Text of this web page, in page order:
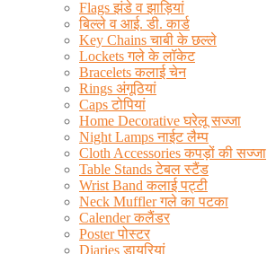
Flags झंडे व झाड़ियां
बिल्ले व आई. डी. कार्ड
Key Chains चाबी के छल्ले
Lockets गले के लॉकेट
Bracelets कलाई चेन
Rings अंगूठियां
Caps टोपियां
Home Decorative घरेलू सज्जा
Night Lamps नाईट लैम्प
Cloth Accessories कपड़ों की सज्जा
Table Stands टेबल स्टैंड
Wrist Band कलाई पट्टी
Neck Muffler गले का पटका
Calender कलैंडर
Poster पोस्टर
Diaries डायरियां